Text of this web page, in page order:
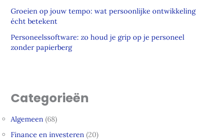
Groeien op jouw tempo: wat persoonlijke ontwikkeling
écht betekent
Personeelssoftware: zo houd je grip op je personeel
zonder papierberg
Categorieën
Algemeen (68)
Finance en investeren (20)